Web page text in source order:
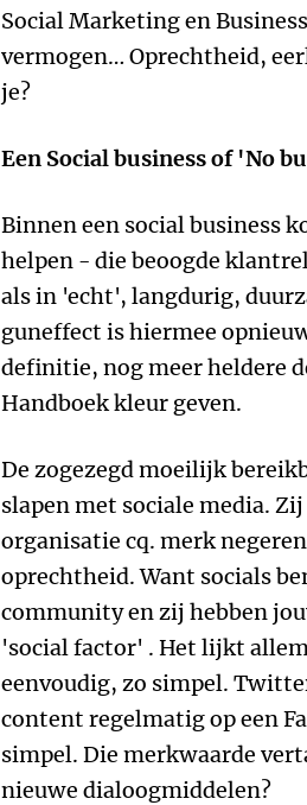
Social Marketing en
vermogen… Oprechtheid,
je?
Een Social business of 'No
Binnen een social business
helpen - die beoogde
als in 'echt', langdurig,
guneffect is hiermee
definitie, nog meer heldere
Handboek kleur geven.
De zogezegd moeilijk
slapen met sociale media.
organisatie cq. merk
oprechtheid. Want socials
community en zij hebben
'social factor' . Het lijkt
eenvoudig, zo simpel.
content regelmatig op een
simpel. Die merkwaarde
nieuwe dialoogmiddelen?